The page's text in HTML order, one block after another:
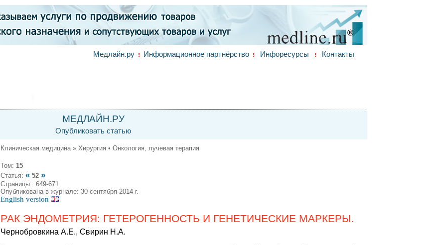
Медлайн.ру Информационное партнёрство Инфоресурсы Контакты
МЕДЛАЙН.РУ
Опубликовать статью
Клиническая медицина » Хирургия • Онкология, лучевая терапия
Том: 15
Статья: « 52 »
Страницы:. 649-671
Опубликована в журнале: 30 сентября 2014 г.
English version
РАК ЭНДОМЕТРИЯ: ГЕТЕРОГЕННОСТЬ И ГЕНЕТИЧЕСКИЕ МАРКЕРЫ.
Чернобровкина А.Е., Свирин Н.А.